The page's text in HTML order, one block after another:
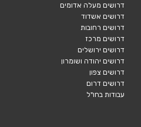
דרושים מעלה אדומים
דרושים אשדוד
דרושים רחובות
דרושים מרכז
דרושים ירושלים
דרושים יהודה ושומרון
דרושים צפון
דרושים דרום
עבודות בחו"ל